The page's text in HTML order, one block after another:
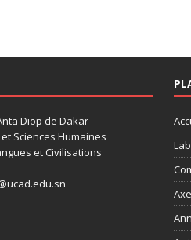
Diop de Dakar
Sciences Humaines
et Civilisations